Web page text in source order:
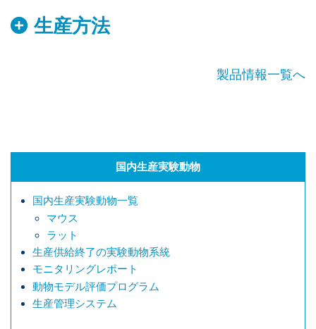
生産方法
製品情報一覧へ
国内生産実験動物
国内生産実験動物一覧
マウス
ラット
生産供給終了の実験動物系統
モニタリングレポート
動物モデル評価プログラム
生産管理システム